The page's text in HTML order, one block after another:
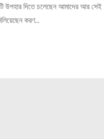
উপহার দিতে চলেছেন আমাদের আর সেই
করণ…